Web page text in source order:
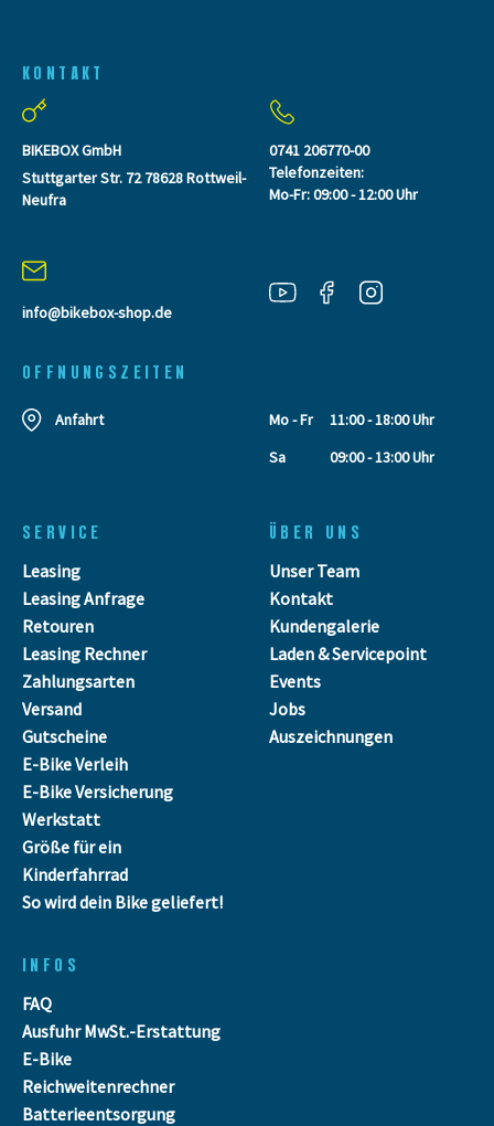
KONTAKT
BIKEBOX GmbH
Stuttgarter Str. 72 78628 Rottweil-
Neufra
info@bikebox-shop.de
0741 206770-00
Telefonzeiten:
Mo-Fr: 09:00 - 12:00 Uhr
OFFNUNGSZEITEN
Anfahrt Mo - Fr
11:00 - 18:00 Uhr
Sa
09:00 - 13:00 Uhr
SERVICE
Leasing
Leasing Anfrage
Retouren
Leasing Rechner
Zahlungsarten
Versand
Gutscheine
E-Bike Verleih
E-Bike Versicherung
Werkstatt
Größe für ein
Kinderfahrrad
So wird dein Bike geliefert!
ÜBER UNS
Unser Team
Kontakt
Kundengalerie
Laden & Servicepoint
Events
Jobs
Auszeichnungen
INFOS
FAQ
Ausfuhr MwSt.-Erstattung
E-Bike
Reichweitenrechner
Batterieentsorgung